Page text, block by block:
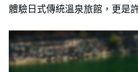
體驗日式傳統溫泉旅館，更是